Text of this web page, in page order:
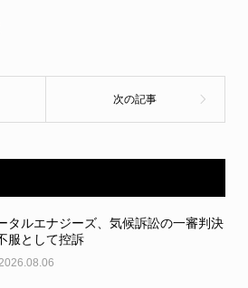
タルエナジーズ、気候訴訟の一審判決
服として控訴